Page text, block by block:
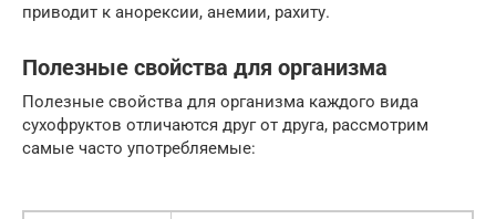
приводит к анорексии, анемии, рахиту.
Полезные свойства для организма
Полезные свойства для организма каждого вида
сухофруктов отличаются друг от друга, рассмотрим
самые часто употребляемые: